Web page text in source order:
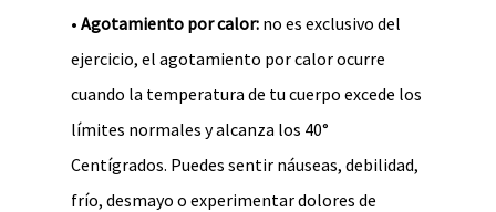
• Agotamiento por calor: no es exclusivo del
ejercicio, el agotamiento por calor ocurre
cuando la temperatura de tu cuerpo excede los
límites normales y alcanza los 40°
Centígrados. Puedes sentir náuseas, debilidad,
frío, desmayo o experimentar dolores de